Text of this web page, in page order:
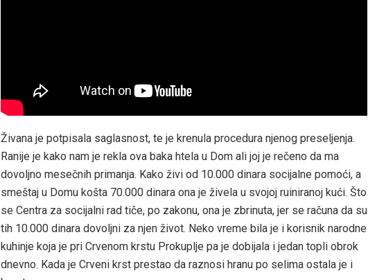
Živana je potpisala saglasnost, te je krenula procedura njenog preseljenja.
Ranije je kako nam je rekla ova baka htela u Dom ali joj je rečeno da ma
dovoljno mesečnih primanja. Kako živi od 10.000 dinara socijalne pomoći, a
smeštaj u Domu košta 70.000 dinara ona je živela u svojoj ruiniranoj kući. Što
se Centra za socijalni rad tiče, po zakonu, ona je zbrinuta, jer se računa da su
tih 10.000 dinara dovoljni za njen život. Neko vreme bila je i korisnik narodne
kuhinje koja je pri Crvenom krstu Prokuplje pa je dobijala i jedan topli obrok
dnevno. Kada je Crveni krst prestao da raznosi hranu po selima ostala je i